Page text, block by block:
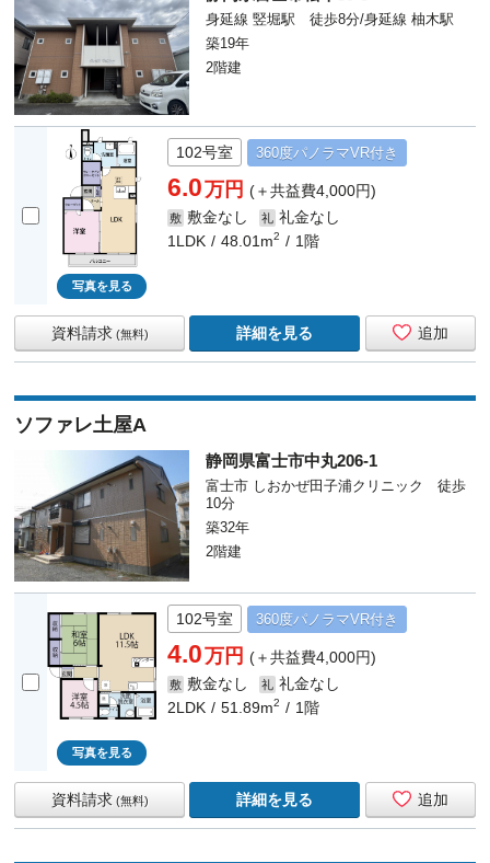
身延線 竪堀駅 徒歩8分/身延線 柚木駅
築19年
2階建
写真を見る
102号室 360度パノラマVR付き
6.0万円(＋共益費4,000円)
敷 敷金なし 礼 礼金なし
1LDK
48.01m2 1階
追加
資料請求 (無料) 詳細を見る
ソファレ土屋A
静岡県富士市中丸206-1
富士市 しおかぜ田子浦クリニック 徒歩
10分
築32年
2階建
写真を見る
102号室 360度パノラマVR付き
4.0万円(＋共益費4,000円)
敷 敷金なし 礼 礼金なし
2LDK
51.89m2 1階
追加
資料請求 (無料) 詳細を見る